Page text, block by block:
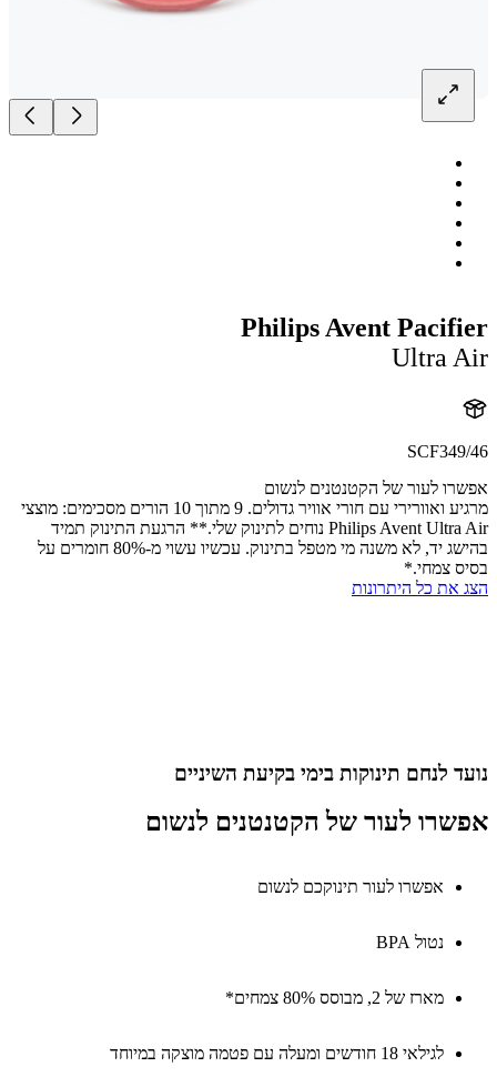
Philips Avent
Ultra
לעור של הקטנטנים לנשום
מרגיע ואוורירי עם חורי אוויר גדולים. 9 מתוך 10 הורים מסכימים: מוצצי
Philips Avent Ultra Air נוחים לתינוק שלי.** הרגעת התינוק תמיד
בהישג יד, לא משנה מי מטפל בתינוק. עכשיו עשוי מ-80% חומרים על
צמחי.*
כל היתרונות
לנחם תינוקות בימי בקיעת השיניים
לעור של הקטנטנים לנשום
אפשרו לעור תינוקכם לנשום
נטול BPA
מארז של 2, מבוסס 80% צמחים*
לגילאי 18 חודשים ומעלה עם פטמה מוצקה במיוחד